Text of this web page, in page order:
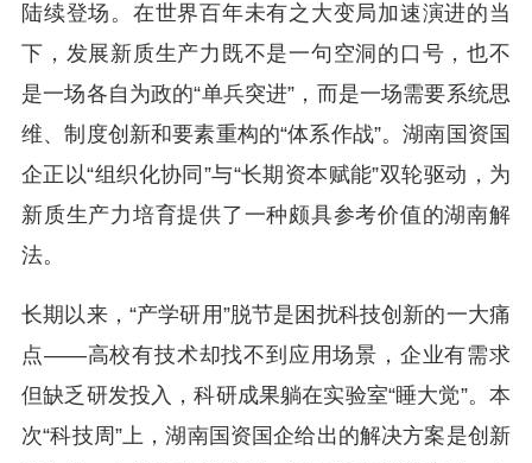
陆续登场。在世界百年未有之大变局加速演进的当
下，发展新质生产力既不是一句空洞的口号，也不
是一场各自为政的“单兵突进”，而是一场需要系统思
维、制度创新和要素重构的“体系作战”。湖南国资国
企正以“组织化协同”与“长期资本赋能”双轮驱动，为
新质生产力培育提供了一种颇具参考价值的湖南解
法。
长期以来，“产学研用”脱节是困扰科技创新的一大痛
点——高校有技术却找不到应用场景，企业有需求
但缺乏研发投入，科研成果躺在实验室“睡大觉”。本
次“科技周”上，湖南国资国企给出的解决方案是创新